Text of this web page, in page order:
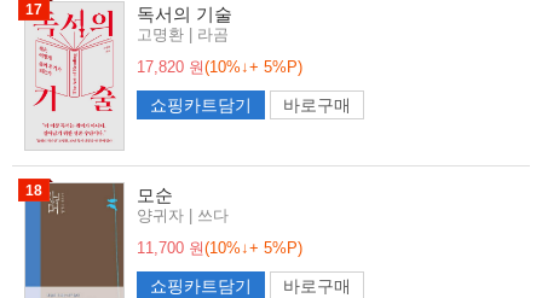
17 독서의 기술
고명환 | 라곰
17,820 원(10%↓+ 5%P)
쇼핑카트담기 바로구매
18 모순
양귀자 | 쓰다
11,700 원(10%↓+ 5%P)
쇼핑카트담기 바로구매